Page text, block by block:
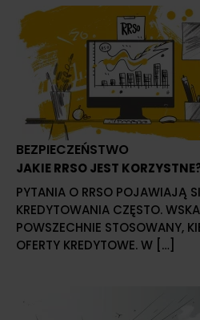
BEZPIECZEŃSTWO
JAKIE RRSO JEST
PYTANIA O RRSO POJAWIAJĄ
KREDYTOWANIA CZĘSTO.
POWSZECHNIE STOSOWANY,
OFERTY KREDYTOWE. W […]